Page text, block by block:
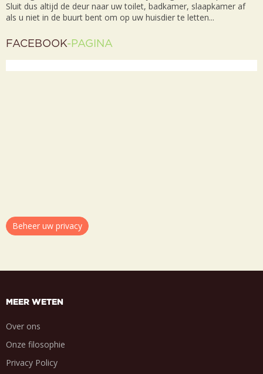
Sluit dus altijd de deur naar uw toilet, badkamer, slaapkamer af
als u niet in de buurt bent om op uw huisdier te letten...
FACEBOOK-PAGINA
Beheer uw privacy
MEER WETEN
Over ons
Onze filosophie
Privacy Policy